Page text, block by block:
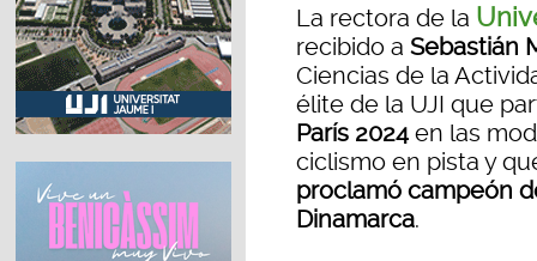
La rectora de la
recibido a Sebastián
Ciencias de la
élite de la UJI que
París 2024 en las
ciclismo en pista y
proclamó campeón
Dinamarca.